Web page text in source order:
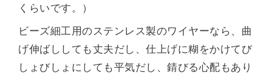
くらいです。）
ビーズ細工用のステンレス製のワイヤーなら、曲
げ伸ばししても丈夫だし、仕上げに糊をかけてび
しょびしょにしても平気だし、錆びる心配もあり